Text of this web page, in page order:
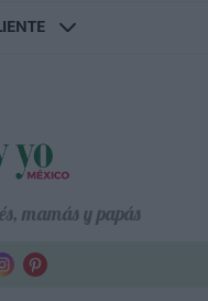
mamás y papás